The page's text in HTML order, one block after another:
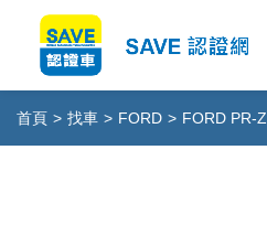
首頁 > 找車 > FORD > FORD PR-Z